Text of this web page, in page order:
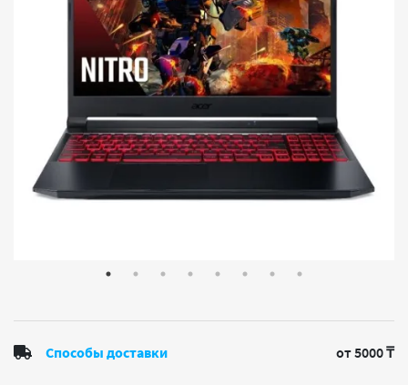
Способы доставки от 5000 ₸